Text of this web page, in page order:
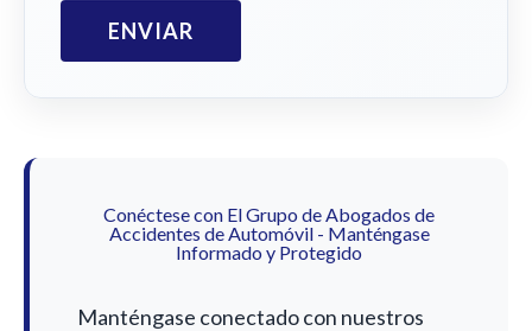
Conéctese con El Grupo de Abogados de
Accidentes de Automóvil - Manténgase
Informado y Protegido
Manténgase conectado con nuestros